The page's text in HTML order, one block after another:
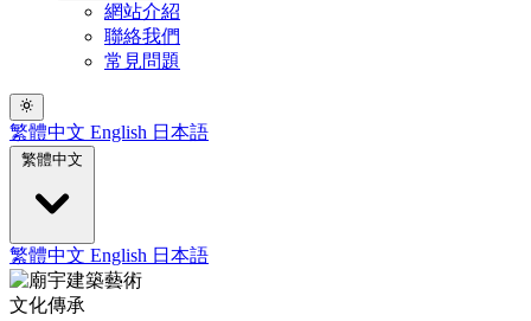
網站介紹
聯絡我們
常見問題
繁體中文 English 日本語
繁體中文
繁體中文 English 日本語
文化傳承